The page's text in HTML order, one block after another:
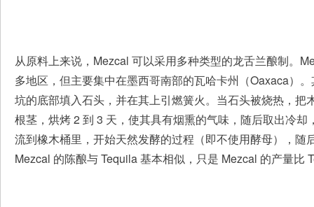
从原料上来说，Mezcal 可以采用多种类型的龙舌兰酿制。
多地区，但主要集中在墨西哥南部的瓦哈卡州（Oaxaca）
坑的底部填入石头，并在其上引燃簧火。当石头被烧热，把
根茎，烘烤 2 到 3 天，使其具有烟熏的气味，随后取出冷
流到橡木桶里，开始天然发酵的过程（即不使用酵母），随
Mezcal 的陈酿与 Tequila 基本相似，只是 Mezcal 的产量比